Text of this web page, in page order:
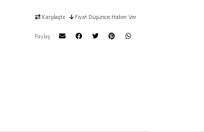
Karşılaştır Fiyat Düşünce Haber Ver
Paylaş :